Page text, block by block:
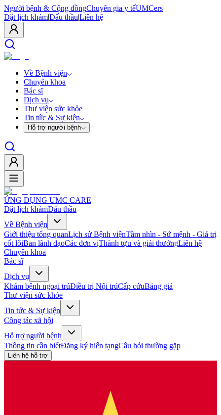
Người bệnh & Cộng đồngChuyên gia y tếUMCers
Đặt lịch khám|Đấu thầu|Liên hệ
Về Bệnh viện
Chuyên khoa
Bác sĩ
Dịch vụ
Thư viện sức khỏe
Tin tức & Sự kiện
Hỗ trợ người bệnh
ỨNG DỤNG UMC CARE
Đặt lịch khámĐấu thầu
Về Bệnh viện
Giới thiệu tổng quanLịch sử Bệnh việnTầm nhìn - Sứ mệnh - Giá trị
cốt lõiBan lãnh đạoCác đơn vịThành tựu và giải thưởngLiên hệ
Chuyên khoa
Bác sĩ
Dịch vụ
Khám bệnh ngoại trúĐiều trị Nội trúCấp cứuBảng giá
Thư viện sức khỏe
Tin tức & Sự kiện
Công tác xã hội
Hỗ trợ người bệnh
Thông tin cần biếtĐăng ký hiến tạngCâu hỏi thường gặp
Liên hệ hỗ trợ